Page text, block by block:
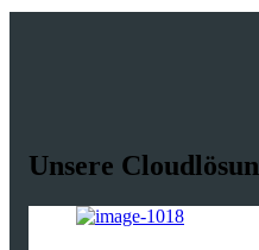
Unsere